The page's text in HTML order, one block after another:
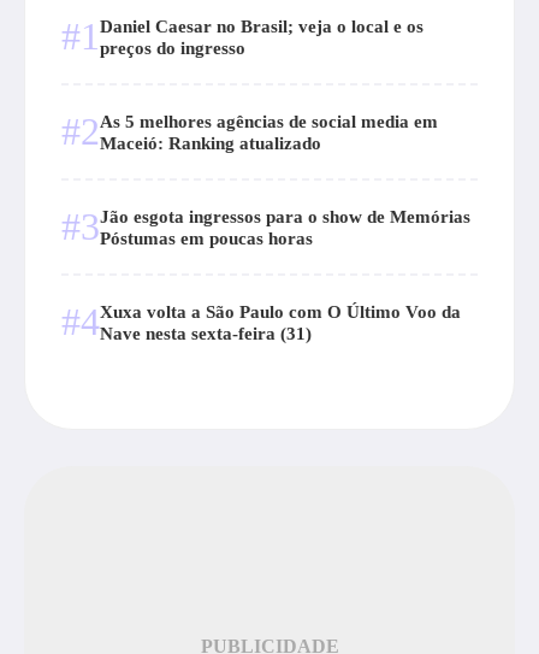
#1 Daniel Caesar no Brasil; veja o local e os
preços do ingresso
#2As 5 melhores agências de social media em
Maceió: Ranking atualizado
#3Jão esgota ingressos para o show de Memórias
Póstumas em poucas horas
#4Xuxa volta a São Paulo com O Último Voo da
Nave nesta sexta-feira (31)
PUBLICIDADE